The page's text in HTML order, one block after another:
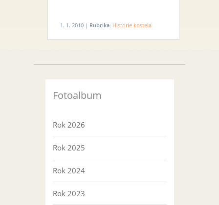
1. 1. 2010 | Rubrika: Historie kostela
Fotoalbum
Rok 2026
Rok 2025
Rok 2024
Rok 2023